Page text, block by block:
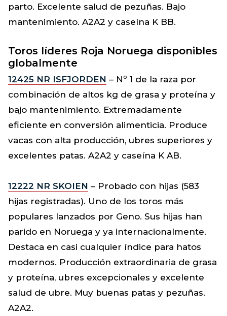
parto. Excelente salud de pezuñas. Bajo
mantenimiento. A2A2 y caseína K BB.
Toros líderes Roja Noruega disponibles
globalmente
12425 NR ISFJORDEN – Nº 1 de la raza por
combinación de altos kg de grasa y proteína y
bajo mantenimiento. Extremadamente
eficiente en conversión alimenticia. Produce
vacas con alta producción, ubres superiores y
excelentes patas. A2A2 y caseína K AB.
12222 NR SKOIEN – Probado con hijas (583
hijas registradas). Uno de los toros más
populares lanzados por Geno. Sus hijas han
parido en Noruega y ya internacionalmente.
Destaca en casi cualquier índice para hatos
modernos. Producción extraordinaria de grasa
y proteína, ubres excepcionales y excelente
salud de ubre. Muy buenas patas y pezuñas.
A2A2.